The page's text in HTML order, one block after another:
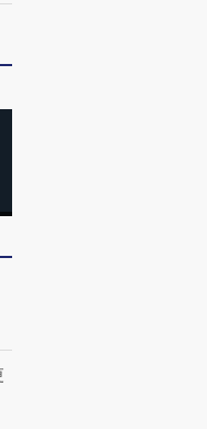
代 用街头抗争将教